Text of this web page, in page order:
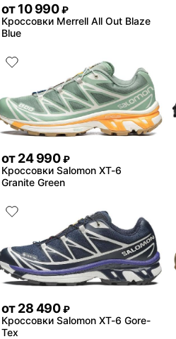
от10 990 ₽
Кроссовки Merrell All Out Blaze
Blue
от24 990 ₽
Кроссовки Salomon XT-6
Granite Green
от28 490 ₽
Кроссовки Salomon XT-6 Gore-
Tex